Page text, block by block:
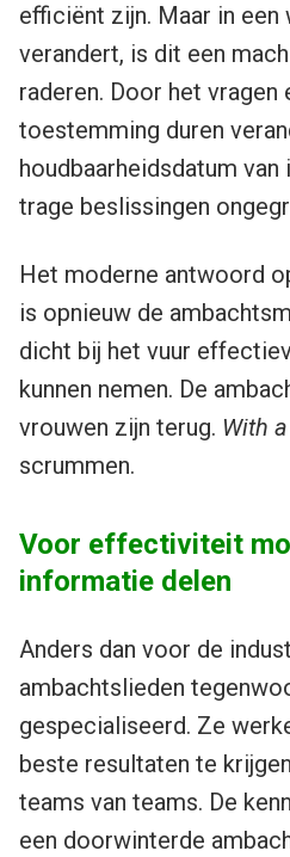
efficiënt zijn. Maar in een
verandert, is dit een
raderen. Door het vragen
toestemming duren
houdbaarheidsdatum
trage beslissingen
Het moderne antwoord
is opnieuw de
dicht bij het vuur
kunnen nemen. De
vrouwen zijn terug. With
scrummen.
Voor effectiviteit
informatie delen
Anders dan voor de
ambachtslieden
gespecialiseerd. Ze
beste resultaten te
teams van teams. De
een doorwinterde